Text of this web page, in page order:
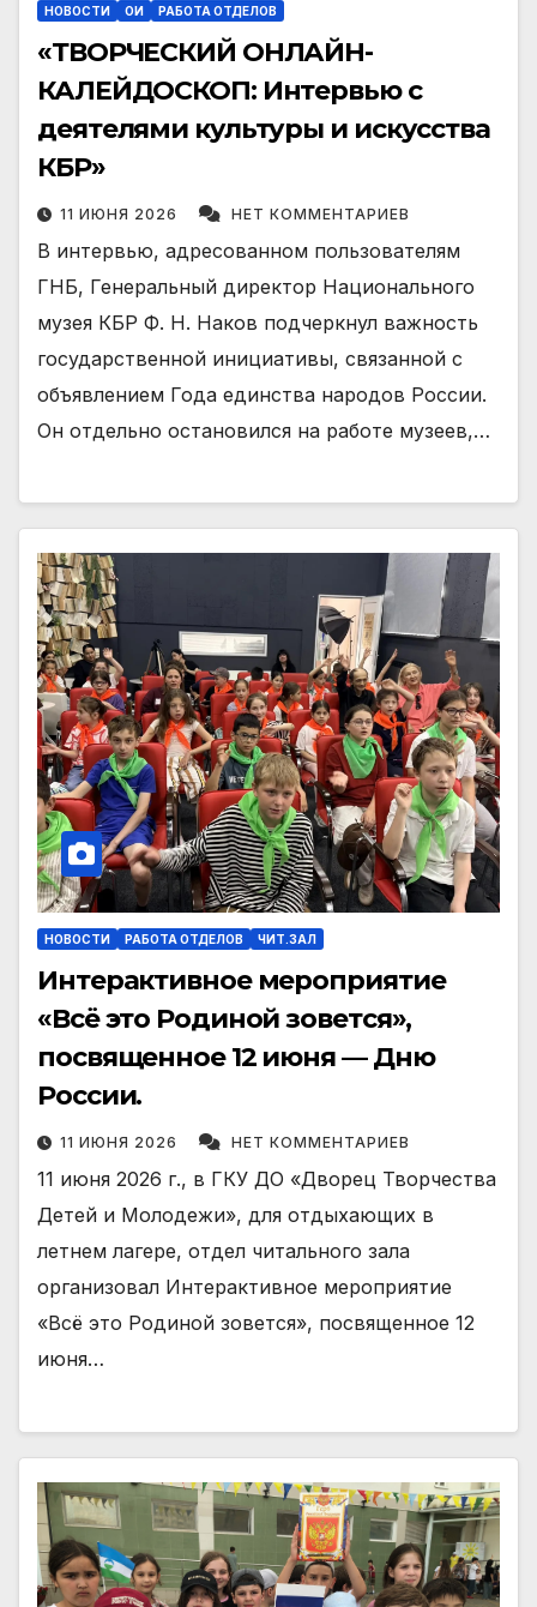
НОВОСТИ ОИ РАБОТА ОТДЕЛОВ
«ТВОРЧЕСКИЙ ОНЛАЙН-
КАЛЕЙДОСКОП: Интервью с
деятелями культуры и искусства
КБР»
11 ИЮНЯ 2026 НЕТ КОММЕНТАРИЕВ
В интервью, адресованном пользователям
ГНБ, Генеральный директор Национального
музея КБР Ф. Н. Наков подчеркнул важность
государственной инициативы, связанной с
объявлением Года единства народов России.
Он отдельно остановился на работе музеев,…
НОВОСТИ РАБОТА ОТДЕЛОВ ЧИТ.ЗАЛ
Интерактивное мероприятие
«Всё это Родиной зовется»,
посвященное 12 июня — Дню
России.
11 ИЮНЯ 2026 НЕТ КОММЕНТАРИЕВ
11 июня 2026 г., в ГКУ ДО «Дворец Творчества
Детей и Молодежи», для отдыхающих в
летнем лагере, отдел читального зала
организовал Интерактивное мероприятие
«Всё это Родиной зовется», посвященное 12
июня…